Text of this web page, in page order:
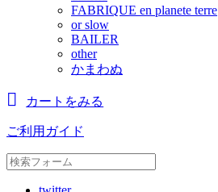
FABRIQUE en planete terre
or slow
BAILER
other
かまわぬ
カートをみる
ご利用ガイド